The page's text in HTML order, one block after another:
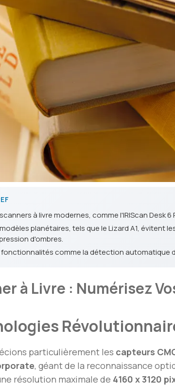
à livre modernes, comme l'IRIScan Desk
planétaires, tels que le Lizard A1, évitent
d'ombres.
fonctionnalités comme la détection automatique
à Livre : Numérisez
particulièrement les capteurs
, géant de la reconnaissance
résolution maximale de 4160 x 3120